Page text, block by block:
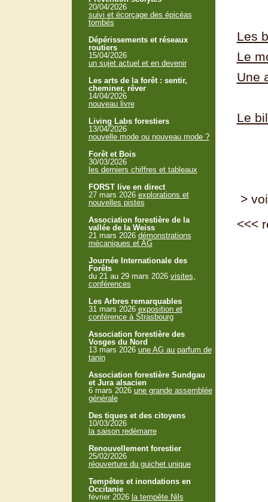
Les
Le
Une
Le
>
<<<
20/04/2026
suivi et écorçage des épicéas
tombés
Dépérissements et réseaux
routiers
15/04/2026
un sujet actuel et en devenir
Les arts de la forêt : sentir,
cheminer, rêver
14/04/2026
nouveau livre
Living Labs forestiers
13/04/2026
nouvelle mode ou nouveau mode ?
Forêt et Bois
30/03/2026
les derniers chiffres et tableaux
FORST live en direct
27 mars 2026 explorations et
nouvelles pistes
Association forestière de la
vallée de la Weiss
21 mars 2026 démonstrations
mécaniques et AG
Journée Internationale des
Forêts
du 21 au 29 mars 2026 visites,
conférences
Les Arbres remarquables
31 mars 2026 exposition et
conférence à Strasbourg
Association forestière des
Vosges du Nord
13 mars 2026 une AG au parfum de
tanin
Association forestière Sundgau
et Jura alsacien
6 mars 2026 une grande assemblée
générale
Des tiques et des citoyens
10/03/2026
la saison redémarre
Renouvellement forestier
25/02/2026
réouverture du guichet unique
Tempêtes et inondations en
Occitanie
février 2026 la tempête Nils